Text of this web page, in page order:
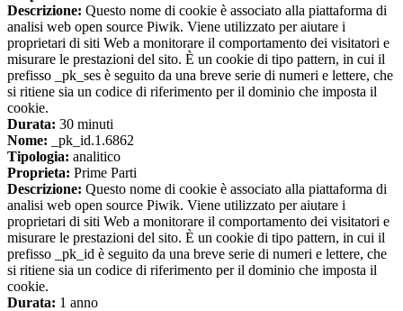
Descrizione: Questo nome di cookie è associato alla piattaforma di
analisi web open source Piwik. Viene utilizzato per aiutare i
proprietari di siti Web a monitorare il comportamento dei visitatori e
misurare le prestazioni del sito. È un cookie di tipo pattern, in cui il
prefisso _pk_ses è seguito da una breve serie di numeri e lettere, che
si ritiene sia un codice di riferimento per il dominio che imposta il
cookie.
Durata: 30 minuti
Nome: _pk_id.1.6862
Tipologia: analitico
Proprieta: Prime Parti
Descrizione: Questo nome di cookie è associato alla piattaforma di
analisi web open source Piwik. Viene utilizzato per aiutare i
proprietari di siti Web a monitorare il comportamento dei visitatori e
misurare le prestazioni del sito. È un cookie di tipo pattern, in cui il
prefisso _pk_id è seguito da una breve serie di numeri e lettere, che
si ritiene sia un codice di riferimento per il dominio che imposta il
cookie.
Durata: 1 anno